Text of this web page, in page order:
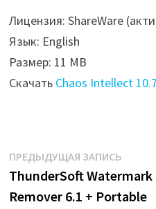
Лицензия: ShareWare
Язык: English
Размер: 11 MB
Скачать Chaos Intellect
Навигация
по
ПРЕДЫДУЩАЯ ЗАПИСЬ
ThunderSoft Watermark
Remover 6.1 + Portable